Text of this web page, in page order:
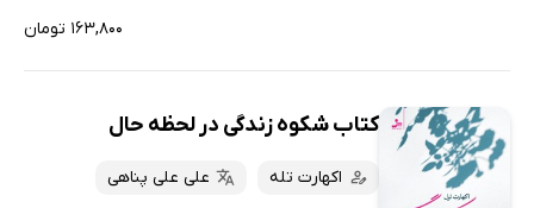
۱۶۳,۸۰۰ تومان
کتاب شکوه زندگی در لحظه حال
اکهارت تله
علی علی پناهی